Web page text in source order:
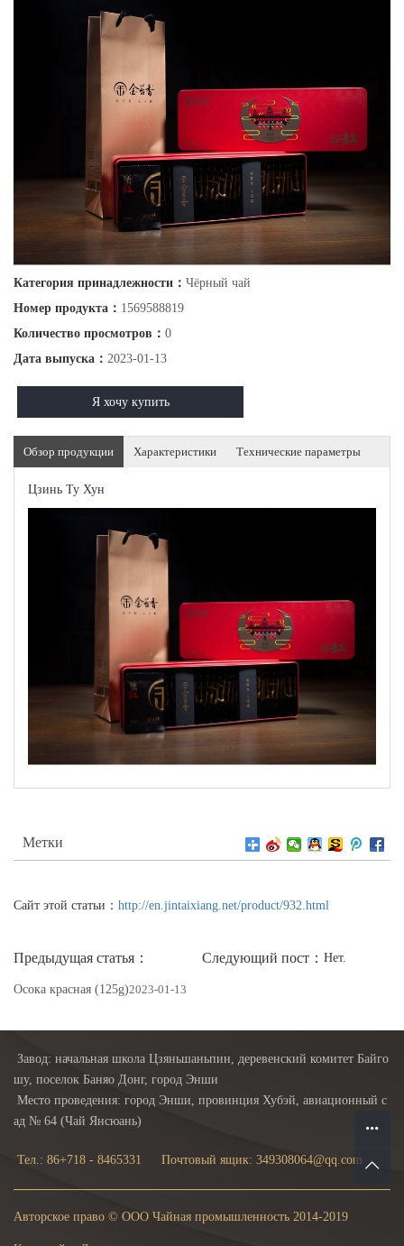
Категория принадлежности： Чёрный чай
Номер продукта： 1569588819
Количество просмотров： 0
Дата выпуска： 2023-01-13
Я хочу купить
Обзор продукции Характеристики Технические параметры
Цзинь Ту Хун
Метки
Сайт этой статьи： http://en.jintaixiang.net/product/932.html
Предыдущая статья：
Осока красная (125g)2023-01-13
Следующий пост： Нет.
Завод: начальная школа Цзяньшаньпин, деревенский комитет Байго
шу, поселок Баняо Донг, город Энши
Место проведения: город Энши, провинция Хубэй, авиационный с
ад № 64 (Чай Янсюань)
Тел.: 86+718 - 8465331 Почтовый ящик: 349308064@qq.com
Авторское право © ООО Чайная промышленность 2014-2019